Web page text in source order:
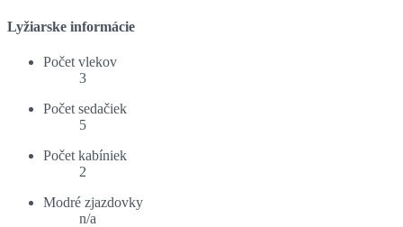
Lyžiarske informácie
Počet vlekov
3
Počet sedačiek
5
Počet kabíniek
2
Modré zjazdovky
n/a